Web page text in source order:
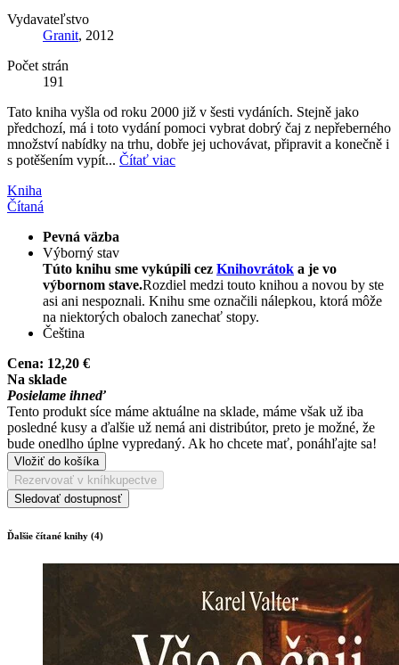
Vydavateľstvo
Granit, 2012
Počet strán
191
Tato kniha vyšla od roku 2000 již v šesti vydáních. Stejně jako
předchozí, má i toto vydání pomoci vybrat dobrý čaj z nepřeberného
množství nabídky na trhu, dobře jej uchovávat, připravit a konečně i
s potěšením vypít... Čítať viac
Kniha
Čítaná
Pevná väzba
Výborný stav
Túto knihu sme vykúpili cez Knihovrátok a je vo
výbornom stave.Rozdiel medzi touto knihou a novou by ste
asi ani nespoznali. Knihu sme označili nálepkou, ktorá môže
na niektorých obaloch zanechať stopy.
Čeština
Cena: 12,20 €
Na sklade
Posielame ihneď
Tento produkt síce máme aktuálne na sklade, máme však už iba
posledné kusy a ďalšie už nemá ani distribútor, preto je možné, že
bude onedlho úplne vypredaný. Ak ho chcete mať, ponáhľajte sa!
Vložiť do košíka
Rezervovať v kníhkupectve
Sledovať dostupnosť
Ďalšie čítané knihy (4)